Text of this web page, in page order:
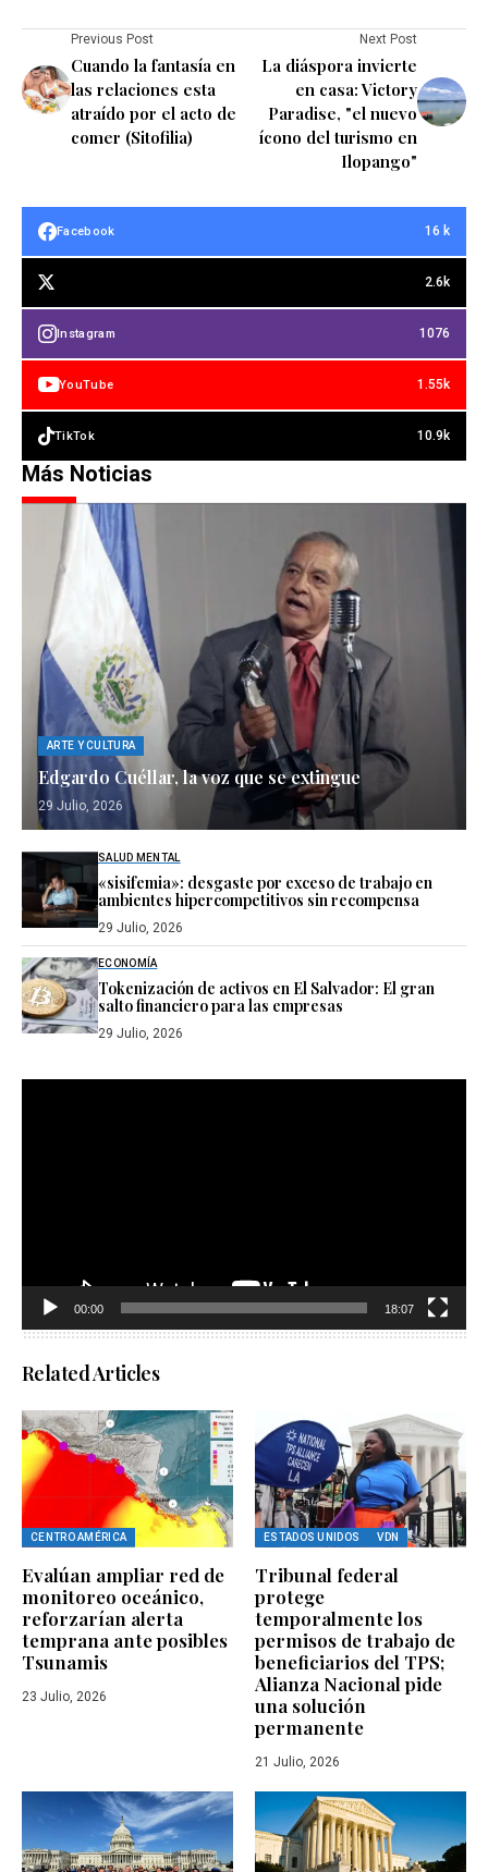
Previous Post
Cuando la fantasía en
las relaciones esta
atraído por el acto de
comer (Sitofilia)
Next Post
La diáspora invierte
en casa: Victory
Paradise, "el nuevo
ícono del turismo en
Ilopango"
Facebook 16 k
2.6k
Instagram 1076
YouTube 1.55k
TikTok 10.9k
Más Noticias
ARTE Y CULTURA
Edgardo Cuéllar, la voz que se extingue
29 Julio, 2026
SALUD MENTAL
«sisifemia»: desgaste por exceso de trabajo en
ambientes hipercompetitivos sin recompensa
29 Julio, 2026
ECONOMÍA
Tokenización de activos en El Salvador: El gran
salto financiero para las empresas
29 Julio, 2026
00:00 18:07
Related Articles
CENTRO AMÉRICA
Evalúan ampliar red de
monitoreo oceánico,
reforzarían alerta
temprana ante posibles
Tsunamis
23 Julio, 2026
ESTADOS UNIDOS VDN
Tribunal federal
protege
temporalmente los
permisos de trabajo de
beneficiarios del TPS;
Alianza Nacional pide
una solución
permanente
21 Julio, 2026